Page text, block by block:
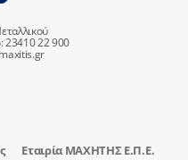
23410 22 900
Εταιρία ΜΑΧΗΤΗΣ Ε.Π.Ε.